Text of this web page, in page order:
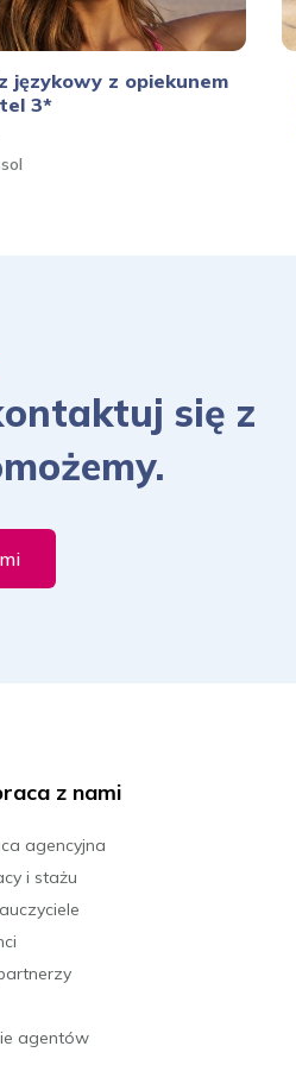
językowy z opiekunem
3*
się z
z nami
agencyjna
i stażu
agentów